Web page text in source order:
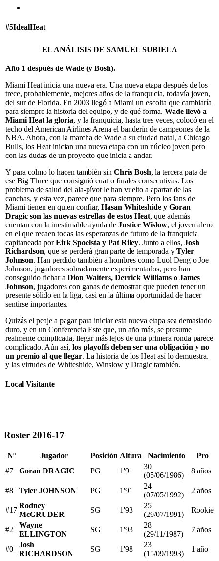
#5IdealHeat
EL ANÁLISIS DE SAMUEL SUBIELA
Año 1 después de Wade (y Bosh).
Miami Heat inicia una nueva era. Una nueva etapa después de los
trece, probablemente, mejores años de la franquicia, todavía joven,
del sur de Florida. En 2003 llegó a Miami un escolta que cambiaría
para siempre la historia del equipo, y de qué forma. Wade llevó a
Miami Heat la gloria, y la franquicia, hasta tres veces, colocó en el
techo del American Airlines Arena el banderín de campeones de la
NBA. Ahora, con la marcha de Wade a su ciudad natal, a Chicago
Bulls, los Heat inician una nueva etapa con un núcleo joven pero
con las dudas de un proyecto que inicia a andar.
Y para colmo lo hacen también sin Chris Bosh, la tercera pata de
ese Big Three que consiguió cuatro finales consecutivas. Los
problema de salud del ala-pívot le han vuelto a apartar de las
canchas, y esta vez, parece que para siempre. Pero los fans de
Miami tienen en quien confiar, Hasan Whiteshide y Goran
Dragic son las nuevas estrellas de estos Heat, que además
cuentan con la inestimable ayuda de Justice Wislow, el joven alero
en el que recaen todas las esperanzas de futuro de la franquicia
capitaneada porEirk Spoelsta y Pat Riley. Junto a ellos, Josh
Richardson, que se perderá gran parte de temporada y Tyler
Johnson. Han perdido también a hombres como Luol Deng o Joe
Johnson, jugadores sobradamente experimentados, pero han
conseguido fichar a Dion Waiters, Derrick Williams o James
Johnson, jugadores con ganas de demostrar que pueden tener un
presente sólido en la liga, casi en la última oportunidad de hacer
sentirse importantes.
Quizás el peaje a pagar para iniciar esta nueva etapa sea demasiado
duro, y en un Conferencia Este que, un año más, se presume
realmente complicada, llegar más lejos de una primera ronda parece
complicado. Aún así, los playoffs deben ser una obligación y no
un premio al que llegar. La historia de los Heat así lo demuestra,
y las virtudes de Whiteshide, Winslow y Dragic también.
Local Visitante
Roster 2016-17
Nº Jugador Posición Altura Nacimiento
Pro
#7
Goran DRAGIC PG 1'91
30
(05/06/1986)
8 años
#8 Tyler JOHNSON PG 1'91
24
(07/05/1992)
2 años
#17
Rodney
McGRUDER
SG 1'93
25
(29/07/1991)
Rookie
#2
Wayne
ELLINGTON
SG 1'93
28
(29/11/1987)
7 años
#0
Josh
RICHARDSON
SG 1'98
23
(15/09/1993)
1 año